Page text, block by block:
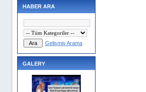
HABER ARA
Gelişmiş Arama
GALERY